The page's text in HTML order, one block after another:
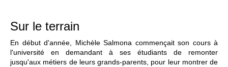
Sur le terrain
En début d'année, Michèle Salmona commençait son cours à
l'université en demandant à ses étudiants de remonter
jusqu'aux métiers de leurs grands-parents, pour leur montrer de